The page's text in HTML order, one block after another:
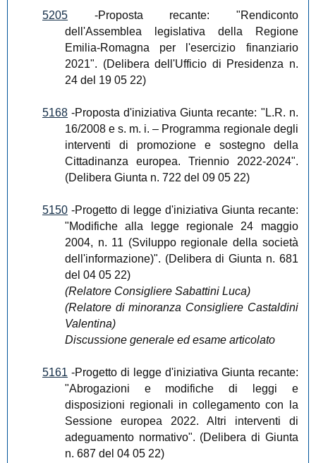
5205 -Proposta recante: "Rendiconto
dell'Assemblea legislativa della Regione
Emilia-Romagna per l'esercizio finanziario
2021". (Delibera dell'Ufficio di Presidenza n.
24 del 19 05 22)
5168 -Proposta d'iniziativa Giunta recante: "L.R. n.
16/2008 e s. m. i. – Programma regionale degli
interventi di promozione e sostegno della
Cittadinanza europea. Triennio 2022-2024".
(Delibera Giunta n. 722 del 09 05 22)
5150 -Progetto di legge d'iniziativa Giunta recante:
"Modifiche alla legge regionale 24 maggio
2004, n. 11 (Sviluppo regionale della società
dell'informazione)". (Delibera di Giunta n. 681
del 04 05 22)
(Relatore Consigliere Sabattini Luca)
(Relatore di minoranza Consigliere Castaldini
Valentina)
Discussione generale ed esame articolato
5161 -Progetto di legge d'iniziativa Giunta recante:
"Abrogazioni e modifiche di leggi e
disposizioni regionali in collegamento con la
Sessione europea 2022. Altri interventi di
adeguamento normativo". (Delibera di Giunta
n. 687 del 04 05 22)